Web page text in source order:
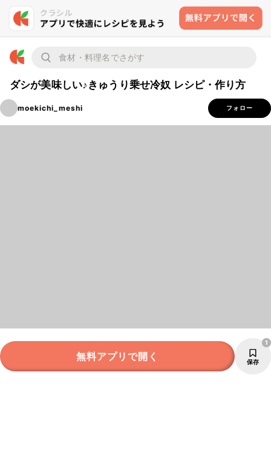
ダシが美味しい♪きゅうり乗せ冷奴 レシピ・作り方
moekichi_meshi フォロー
無料アプリで開く 保存
1